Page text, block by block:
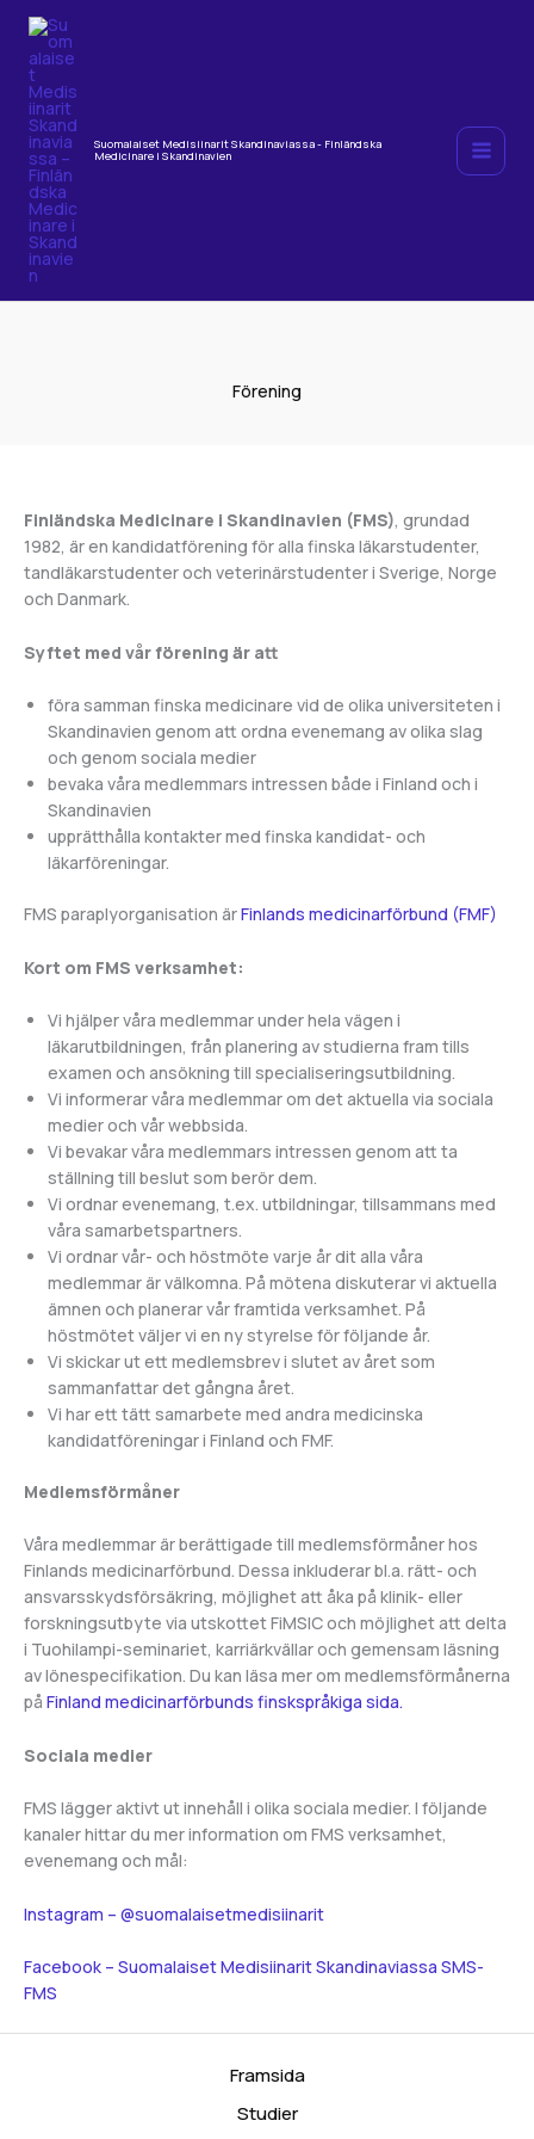
Hoppa
innehåll
Suomalaiset Medisiinarit Skandinaviassa - Finländska
Medicinare i Skandinavien
Förening
Finländska Medicinare i Skandinavien (FMS), grundad
1982, är en kandidatförening för alla finska läkarstudenter,
tandläkarstudenter och veterinärstudenter i Sverige, Norge
och Danmark.
Syftet med vår förening är att
föra samman finska medicinare vid de olika universiteten i
Skandinavien genom att ordna evenemang av olika slag
och genom sociala medier
bevaka våra medlemmars intressen både i Finland och i
Skandinavien
upprätthålla kontakter med finska kandidat- och
läkarföreningar.
FMS paraplyorganisation ärFinlands medicinarförbund (FMF)
Kort om FMS verksamhet:
Vi hjälper våra medlemmar under hela vägen i
läkarutbildningen, från planering av studierna fram tills
examen och ansökning till specialiseringsutbildning.
Vi informerar våra medlemmar om det aktuella via sociala
medier och vår webbsida.
Vi bevakar våra medlemmars intressen genom att ta
ställning till beslut som berör dem.
Vi ordnar evenemang, t.ex. utbildningar, tillsammans med
våra samarbetspartners.
Vi ordnar vår- och höstmöte varje år dit alla våra
medlemmar är välkomna. På mötena diskuterar vi aktuella
ämnen och planerar vår framtida verksamhet. På
höstmötet väljer vi en ny styrelse för följande år.
Vi skickar ut ett medlemsbrev i slutet av året som
sammanfattar det gångna året.
Vi har ett tätt samarbete med andra medicinska
kandidatföreningar i Finland och FMF.
Medlemsförmåner
Våra medlemmar är berättigade till medlemsförmåner hos
Finlands medicinarförbund. Dessa inkluderar bl.a. rätt- och
ansvarsskydsförsäkring, möjlighet att åka på klinik- eller
forskningsutbyte via utskottet FiMSIC och möjlighet att delta
i Tuohilampi-seminariet, karriärkvällar och gemensam läsning
av lönespecifikation. Du kan läsa mer om medlemsförmånerna
på Finland medicinarförbunds finskspråkiga sida.
Sociala medier
FMS lägger aktivt ut innehåll i olika sociala medier. I följande
kanaler hittar du mer information om FMS verksamhet,
evenemang och mål:
Instagram – @suomalaisetmedisiinarit
Facebook – Suomalaiset Medisiinarit Skandinaviassa SMS-
FMS
Framsida
Studier